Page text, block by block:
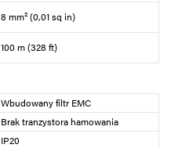
8 mm² (0,01 sq in)
100 m (328 ft)
Wbudowany filtr EMC
Brak tranzystora hamowania
IP20